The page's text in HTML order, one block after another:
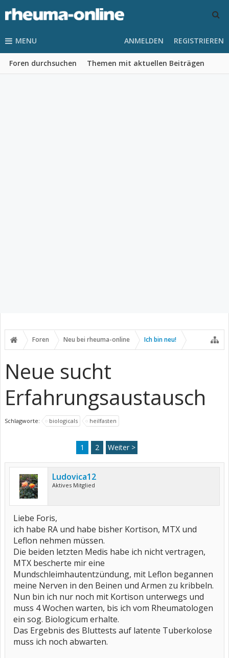
MENU
Foren durchsuchen Themen mit aktuellen Beiträgen
ANMELDEN REGISTRIEREN
Foren Neu bei rheuma-online Ich bin neu!
Neue sucht
Erfahrungsaustausch
Schlagworte: biologicals heilfasten
1 2 Weiter >
Ludovica12
Aktives Mitglied
Liebe Foris,
ich habe RA und habe bisher Kortison, MTX und
Leflon nehmen müssen.
Die beiden letzten Medis habe ich nicht vertragen,
MTX bescherte mir eine
Mundschleimhautentzündung, mit Leflon begannen
meine Nerven in den Beinen und Armen zu kribbeln.
Nun bin ich nur noch mit Kortison unterwegs und
muss 4 Wochen warten, bis ich vom Rheumatologen
ein sog. Biologicum erhalte.
Das Ergebnis des Bluttests auf latente Tuberkolose
muss ich noch abwarten.